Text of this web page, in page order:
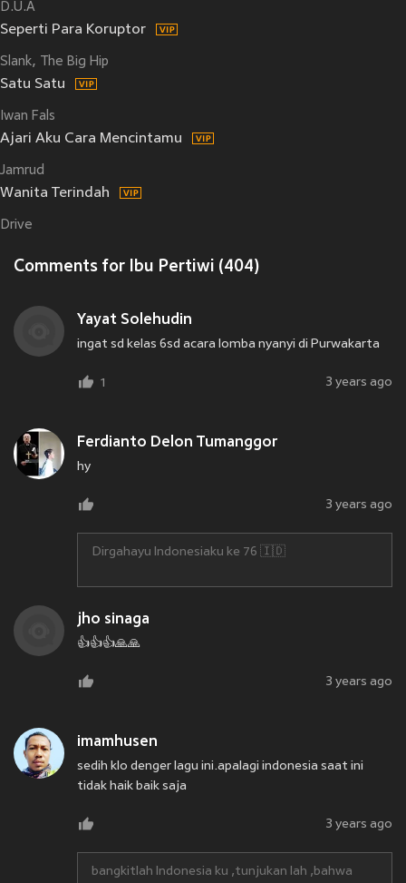
D.U.A
Seperti Para Koruptor
Slank The Big Hip
Satu Satu
Iwan Fals
Ajari Aku Cara Mencintamu
Jamrud
Wanita Terindah
Drive
Comments for Ibu Pertiwi (404)
Yayat Solehudin
ingat sd kelas 6sd acara lomba nyanyi di Purwakarta
1 3 years ago
Ferdianto Delon Tumanggor
hy
3 years ago
Dirgahayu Indonesiaku ke 76 🇮🇩
jho sinaga
👍👍👍🙏🙏
3 years ago
imamhusen
sedih klo denger lagu ini.apalagi indonesia saat ini
tidak haik baik saja
3 years ago
bangkitlah Indonesia ku ,tunjukan lah ,bahwa